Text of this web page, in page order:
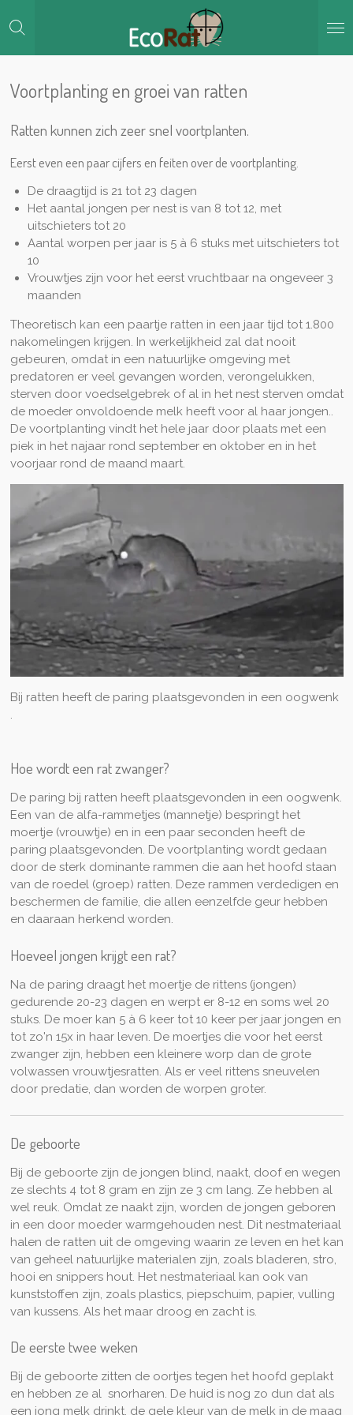
direct
hoofdinhoud
Voortplanting en groei van ratten
Ratten kunnen zich zeer snel voortplanten.
Eerst even een paar cijfers en feiten over de voortplanting.
De draagtijd is 21 tot 23 dagen
Het aantal jongen per nest is van 8 tot 12, met
uitschieters tot 20
Aantal worpen per jaar is 5 à 6 stuks met uitschieters tot
10
Vrouwtjes zijn voor het eerst vruchtbaar na ongeveer 3
maanden
Theoretisch kan een paartje ratten in een jaar tijd tot 1.800
nakomelingen krijgen. In werkelijkheid zal dat nooit
gebeuren, omdat in een natuurlijke omgeving met
predatoren er veel gevangen worden, verongelukken,
sterven door voedselgebrek of al in het nest sterven omdat
de moeder onvoldoende melk heeft voor al haar jongen..
De voortplanting vindt het hele jaar door plaats met een
piek in het najaar rond september en oktober en in het
voorjaar rond de maand maart.
Bij ratten heeft de paring plaatsgevonden in een oogwenk
.
Hoe wordt een rat zwanger?
De paring bij ratten heeft plaatsgevonden in een oogwenk.
Een van de alfa-rammetjes (mannetje) bespringt het
moertje (vrouwtje) en in een paar seconden heeft de
paring plaatsgevonden. De voortplanting wordt gedaan
door de sterk dominante rammen die aan het hoofd staan
van de roedel (groep) ratten. Deze rammen verdedigen en
beschermen de familie, die allen eenzelfde geur hebben
en daaraan herkend worden.
Hoeveel jongen krijgt een rat?
Na de paring draagt het moertje de rittens (jongen)
gedurende 20-23 dagen en werpt er 8-12 en soms wel 20
stuks. De moer kan 5 à 6 keer tot 10 keer per jaar jongen en
tot zo'n 15x in haar leven. De moertjes die voor het eerst
zwanger zijn, hebben een kleinere worp dan de grote
volwassen vrouwtjesratten. Als er veel rittens sneuvelen
door predatie, dan worden de worpen groter.
De geboorte
Bij de geboorte zijn de jongen blind, naakt, doof en wegen
ze slechts 4 tot 8 gram en zijn ze 3 cm lang. Ze hebben al
wel reuk. Omdat ze naakt zijn, worden de jongen geboren
in een door moeder warmgehouden nest. Dit nestmateriaal
halen de ratten uit de omgeving waarin ze leven en het kan
van geheel natuurlijke materialen zijn, zoals bladeren, stro,
hooi en snippers hout. Het nestmateriaal kan ook van
kunststoffen zijn, zoals plastics, piepschuim, papier, vulling
van kussens. Als het maar droog en zacht is.
De eerste twee weken
Bij de geboorte zitten de oortjes tegen het hoofd geplakt
en hebben ze al snorharen. De huid is nog zo dun dat als
een jong melk drinkt, de gele kleur van de melk in de maag